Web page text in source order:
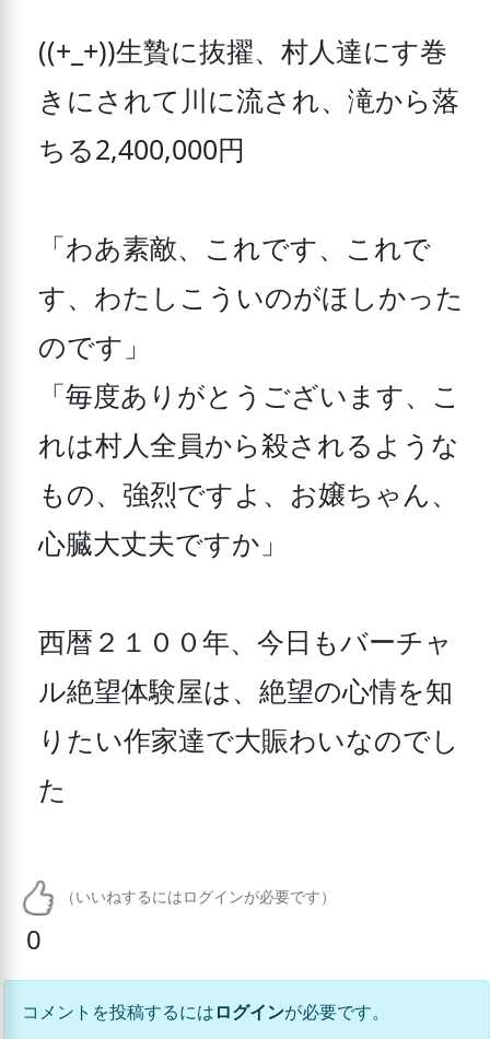
((+_+))生贄に抜擢、村人達にす巻
きにされて川に流され、滝から落
ちる2,400,000円
「わあ素敵、これです、これで
す、わたしこういのがほしかった
のです」
「毎度ありがとうございます、こ
れは村人全員から殺されるような
もの、強烈ですよ、お嬢ちゃん、
心臓大丈夫ですか」
西暦２１００年、今日もバーチャ
ル絶望体験屋は、絶望の心情を知
りたい作家達で大賑わいなのでし
た
（いいねするにはログインが必要です）
0
コメントを投稿するにはログインが必要です。